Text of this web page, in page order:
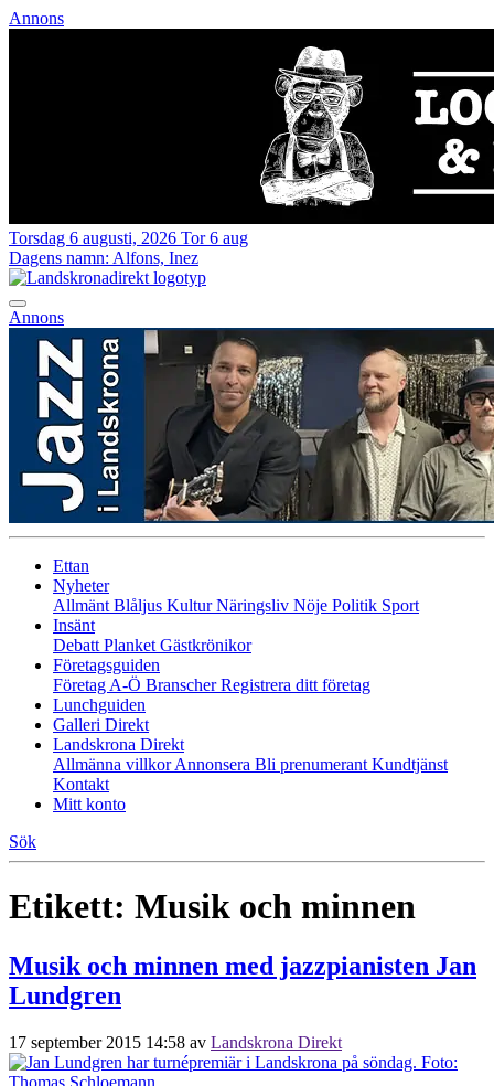
Annons
Torsdag 6 augusti, 2026 Tor 6 aug
Dagens namn: Alfons, Inez
Annons
Ettan
Nyheter
Allmänt Blåljus KulturNäringsliv Nöje Politik Sport
Insänt
Debatt Planket Gästkrönikor
Företagsguiden
Företag A-Ö BranscherRegistrera ditt företag
Lunchguiden
Galleri Direkt
Landskrona Direkt
Allmänna villkorAnnonsera Bli prenumerant Kundtjänst
Kontakt
Mitt konto
Sök
Etikett: Musik och minnen
Musik och minnen med jazzpianisten Jan
Lundgren
17 september 2015 14:58 av Landskrona Direkt